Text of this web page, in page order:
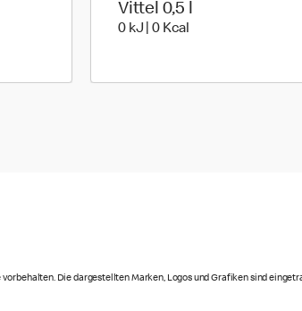
| 89 kilo calories
Vittel 0,5 l
0 kJ | 0 Kcal
Die dargestellten Marken, Logos und Grafiken sind